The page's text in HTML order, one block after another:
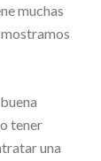
muchas
tener
una